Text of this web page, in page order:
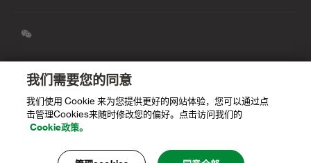
我们的信念
职业生涯
渣打中国年度报告
我们需要您的同意
我们使用 Cookie 来为您提供更好的网站体验，您可以通过点
击管理Cookies来随时修改您的偏好。点击访问我们的
Cookie政策。